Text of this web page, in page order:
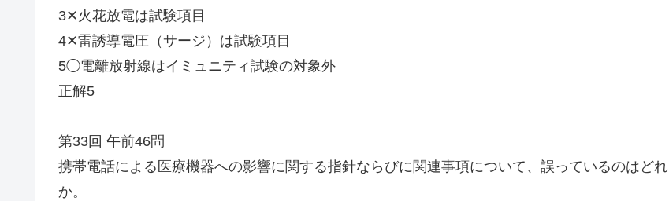
3✕火花放電は試験項目
4✕雷誘導電圧（サージ）は試験項目
5◯電離放射線はイミュニティ試験の対象外
正解5
第33回 午前46問
携帯電話による医療機器への影響に関する指針ならびに関連事項について、誤っているのはどれ
か。